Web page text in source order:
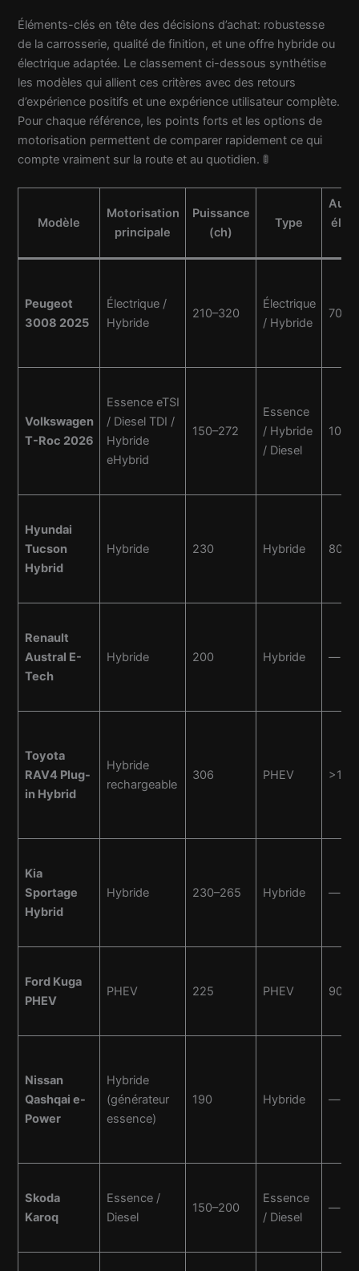
Éléments-clés en tête des décisions d’achat: robustesse
de la carrosserie, qualité de finition, et une offre hybride ou
électrique adaptée. Le classement ci-dessous synthétise
les modèles qui allient ces critères avec des retours
d’expérience positifs et une expérience utilisateur complète.
Pour chaque référence, les points forts et les options de
motorisation permettent de comparer rapidement ce qui
compte vraiment sur la route et au quotidien. 🚦
Modèle
Motorisation
principale
Puissance
(ch)
Type
Peugeot
3008 2025
Électrique /
Hybride
210–320
Électrique
/ Hybride
700
Volkswagen
T-Roc 2026
Essence eTSI
/ Diesel TDI /
Hybride
eHybrid
150–272
Essence
/ Hybride
/ Diesel
100
Hyundai
Tucson
Hybrid
Hybride 230 Hybride 80
Renault
Austral E-
Tech
Hybride 200 Hybride —
Toyota
RAV4 Plug-
in Hybrid
Hybride
rechargeable
306 PHEV >100
Kia
Sportage
Hybrid
Hybride 230–265 Hybride —
Ford Kuga
PHEV
PHEV 225 PHEV 90
Nissan
Qashqai e-
Power
Hybride
(générateur
essence)
190 Hybride —
Skoda
Karoq
Essence /
Diesel
150–200
Essence
/ Diesel
—